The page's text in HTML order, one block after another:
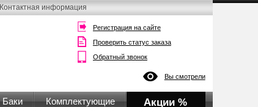
Контактная информация
Регистрация на сайте
Проверить статус заказа
Обратный звонок
Вы смотрели
Баки Комплектующие Акции %